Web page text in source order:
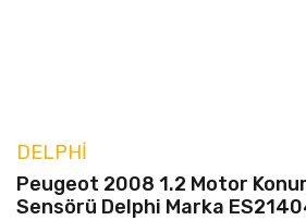
DELPHI
Peugeot 2008 1.2 Motor
Sensörü Delphi Marka